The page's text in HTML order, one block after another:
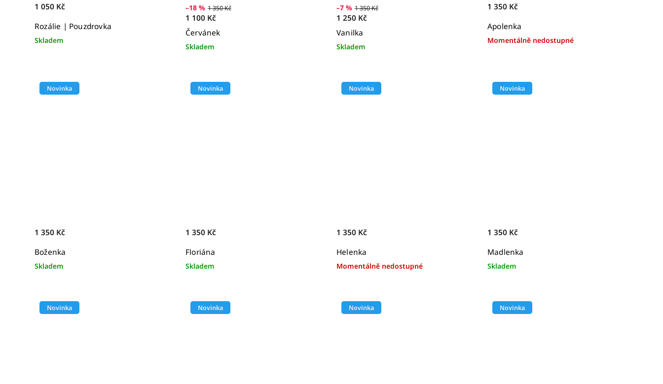
Rozálie | Pouzdrovka
Skladem
1 050 Kč
Červánek
Skladem
–18 % 1 350 Kč
1 100 Kč
Vanilka
Skladem
–7 % 1 350 Kč
1 250 Kč
Apolenka
Momentálně nedostupné
1 350 Kč
Novinka
Boženka
Skladem
1 350 Kč
Novinka
Floriána
Skladem
1 350 Kč
Novinka
Helenka
Momentálně nedostupné
1 350 Kč
Novinka
Madlenka
Skladem
1 350 Kč
Novinka Novinka Novinka Novinka